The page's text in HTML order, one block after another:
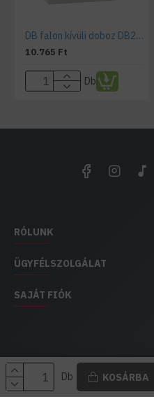
Db KOSÁRBA
DB falon kívüli doboz DB212S 2X12P/SMD
10.765 Ft
Db
RÓLUNK
ÜGYFÉLSZOLGÁLAT
SAJÁT FIÓK
EH IMPEX / Copyright